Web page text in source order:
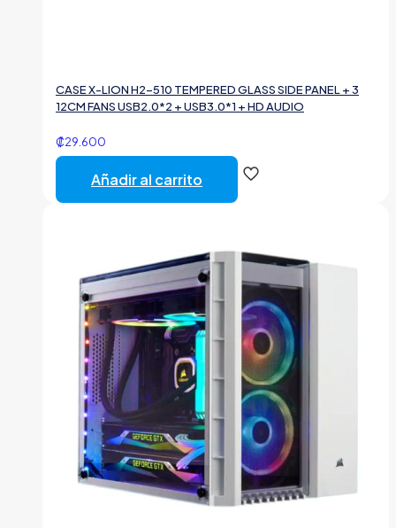
CASE X-LION H2-510 TEMPERED GLASS SIDE PANEL + 3
12CM FANS USB2.0*2 + USB3.0*1 + HD AUDIO
₡29.600
Añadir al carrito